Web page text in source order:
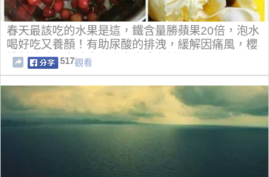
春天最該吃的水果是這，鐵含量勝蘋果20倍，泡水
喝好吃又養顏！有助尿酸的排洩，緩解因痛風，櫻
桃對消除肌肉酸痛和發炎十分有效
517觀看